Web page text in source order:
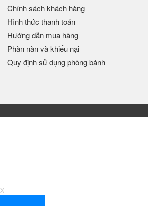
Chính sách khách hàng
Hình thức thanh toán
Hướng dẫn mua hàng
Phàn nàn và khiếu nại
Quy định sử dụng phòng bánh
X